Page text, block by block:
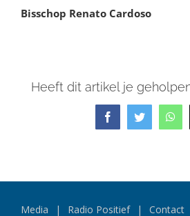
Bisschop Renato Cardoso
Heeft dit artikel je
FacebookTwitter
Media Radio Positief
Contact